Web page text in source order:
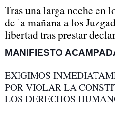
Tras una larga noche en
de la mañana a los
libertad tras prestar
MANIFIESTO
EXIGIMOS
POR VIOLAR LA
LOS DERECHOS